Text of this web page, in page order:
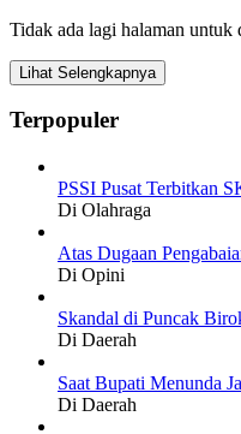
Tidak ada lagi halaman untuk
Lihat Selengkapnya
Terpopuler
PSSI Pusat Terbitkan
Di Olahraga
Atas Dugaan
Di Opini
Skandal di Puncak
Di Daerah
Saat Bupati Menunda
Di Daerah